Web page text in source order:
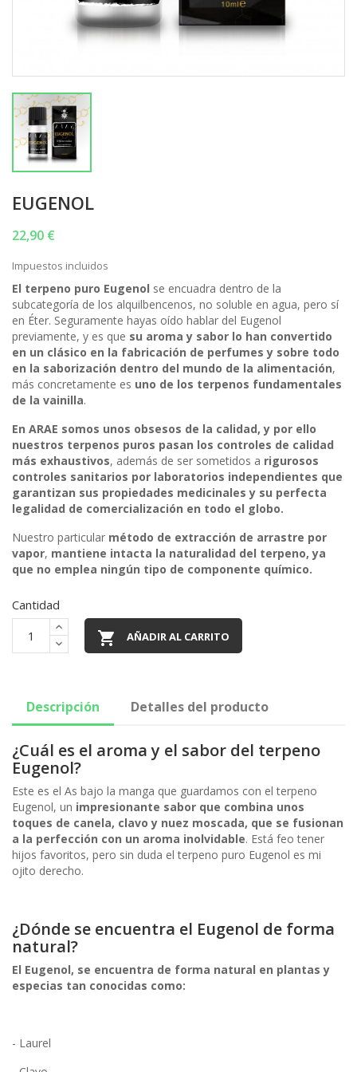
EUGENOL
22,90 €
Impuestos incluidos
El terpeno puro Eugenol se encuadra dentro de la
subcategoría de los alquilbencenos, no soluble en agua, pero sí
en Éter. Seguramente hayas oído hablar del Eugenol
previamente, y es que su aroma y sabor lo han convertido
en un clásico en la fabricación de perfumes y sobre todo
en la saborización dentro del mundo de la alimentación,
más concretamente es uno de los terpenos fundamentales
de la vainilla.
En ARAE somos unos obsesos de la calidad, y por ello
nuestros terpenos puros pasan los controles de calidad
más exhaustivos, además de ser sometidos a rigurosos
controles sanitarios por laboratorios independientes que
garantizan sus propiedades medicinales y su perfecta
legalidad de comercialización en todo el globo.
Nuestro particular método de extracción de arrastre por
vapor, mantiene intacta la naturalidad del terpeno, ya
que no emplea ningún tipo de componente químico.
Cantidad
 AÑADIR AL CARRITO
Descripción Detalles del producto
¿Cuál es el aroma y el sabor del terpeno
Eugenol?
Este es el As bajo la manga que guardamos con el terpeno
Eugenol, un impresionante sabor que combina unos
toques de canela, clavo y nuez moscada, que se fusionan
a la perfección con un aroma inolvidable. Está feo tener
hijos favoritos, pero sin duda el terpeno puro Eugenol es mi
ojito derecho.
¿Dónde se encuentra el Eugenol de forma
natural?
El Eugenol, se encuentra de forma natural en plantas y
especias tan conocidas como:
- Laurel